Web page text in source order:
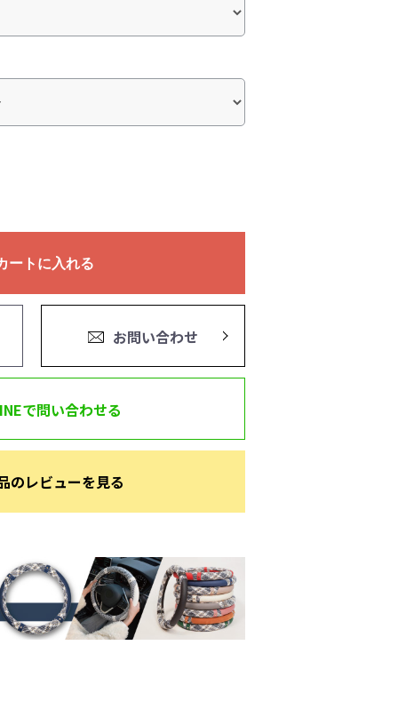
ートに入れる
お問い合わせ
で問い合わせる
のレビューを見る